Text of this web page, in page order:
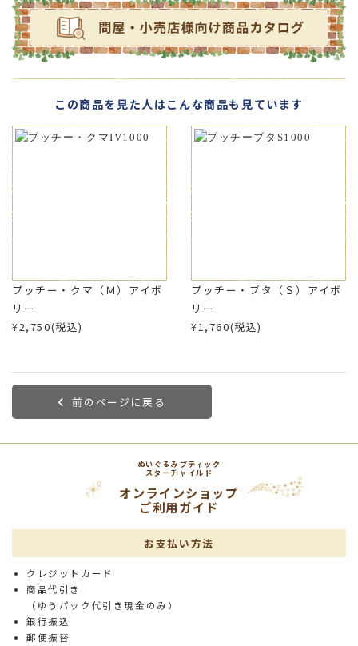
この商品を見た人はこんな商品も見ています
プッチー・クマ（Ｍ）アイボ
リー
¥2,750(税込)
プッチー・ブタ（Ｓ）アイボ
リー
¥1,760(税込)
前のページに戻る
ぬいぐるみブティック
スターチャイルド
オンラインショップ
ご利用ガイド
お支払い方法
クレジットカード
商品代引き
（ゆうパック代引き現金のみ）
銀行振込
郵便振替